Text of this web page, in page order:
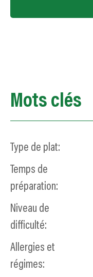
Mots clés
Type de plat:
Temps de
préparation:
Niveau de
difficulté:
Allergies et
régimes: